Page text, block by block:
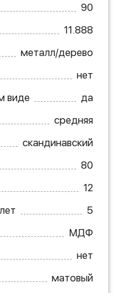
90
11.888
металл/дерево
нет
виде
да
средняя
скандинавский
80
12
5
МДФ
нет
матовый